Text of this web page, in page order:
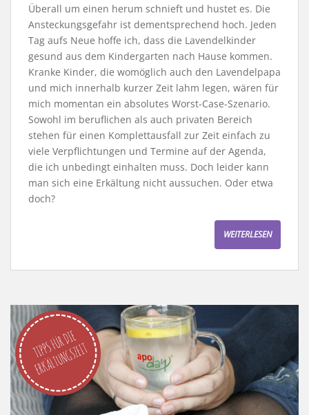
Überall um einen herum schnieft und hustet es. Die
Ansteckungsgefahr ist dementsprechend hoch. Jeden
Tag aufs Neue hoffe ich, dass die Lavendelkinder
gesund aus dem Kindergarten nach Hause kommen.
Kranke Kinder, die womöglich auch den Lavendelpapa
und mich innerhalb kurzer Zeit lahm legen, wären für
mich momentan ein absolutes Worst-Case-Szenario.
Sowohl im beruflichen als auch privaten Bereich
stehen für einen Komplettausfall zur Zeit einfach zu
viele Verpflichtungen und Termine auf der Agenda,
die ich unbedingt einhalten muss. Doch leider kann
man sich eine Erkältung nicht aussuchen. Oder etwa
doch?
WEITERLESEN